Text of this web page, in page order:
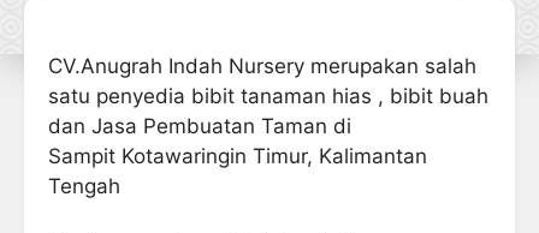
CV.Anugrah Indah Nursery merupakan salah
satu penyedia bibit tanaman hias , bibit buah
dan Jasa Pembuatan Taman di
Sampit Kotawaringin Timur, Kalimantan
Tengah